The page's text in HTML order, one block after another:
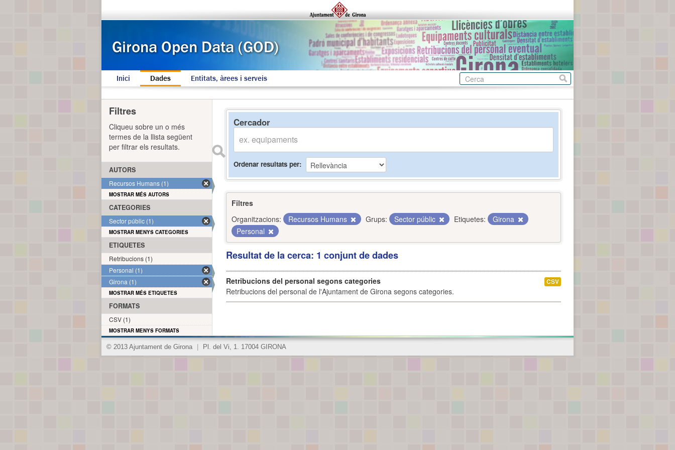
Inici Dades Entitats, àrees i serveis
Cercador
Ordenar resultats per
Filtres
Organitzacions:
Recursos Humans Grups: Sector públic Etiquetes:
Girona
Personal
Resultat de la cerca: 1 conjunt de dades
Retribucions del personal segons categories
Retribucions del personal de l'Ajuntament de Girona segons categories.
CSV
Filtres
Cliqueu sobre un o més
termes de la llista següent
per filtrar els resultats.
AUTORS
Recursos Humans (1)
MOSTRAR MÉS AUTORS
CATEGORIES
Sector públic (1)
MOSTRAR MENYS CATEGORIES
ETIQUETES
Retribucions (1)
Personal (1)
Girona (1)
MOSTRAR MÉS ETIQUETES
FORMATS
CSV (1)
MOSTRAR MENYS FORMATS
© 2013 Ajuntament de Girona Pl. del Vi, 1. 17004 GIRONA